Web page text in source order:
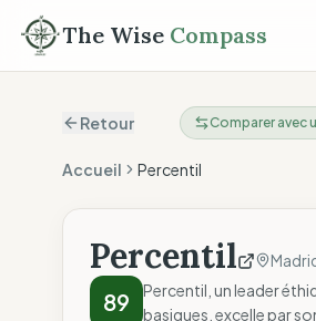
The Wise Compass
Retour Comparer avec
Accueil Percentil
Percentil
89
Percentil, un leader
basiques, excelle par